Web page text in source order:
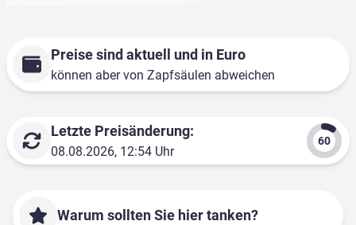
Preise sind aktuell und in Euro
können aber von Zapfsäulen abweichen
Letzte Preisänderung:
08.08.2026, 12:54 Uhr
Warum sollten Sie hier tanken?